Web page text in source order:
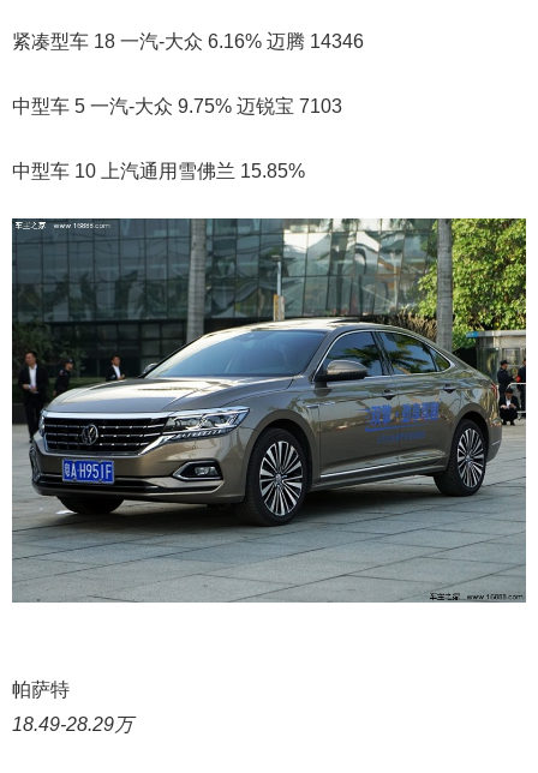
紧凑型车 18 一汽-大众 6.16% 迈腾 14346
中型车 5 一汽-大众 9.75% 迈锐宝 7103
中型车 10 上汽通用雪佛兰 15.85%
帕萨特
18.49-28.29万